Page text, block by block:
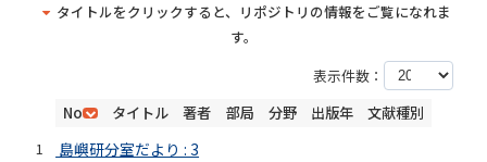
タイトルをクリックすると、リポジトリの情報をご覧になれま
す。
表示件数：
No
タイトル 著者 部局 分野 出版年
文献種別
1
島嶼研分室だより : 3